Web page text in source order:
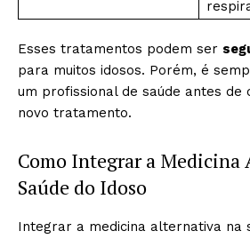
Esses tratamentos podem ser
para muitos idosos. Porém, é
um profissional de saúde antes de
novo tratamento.
Como Integrar a
Saúde do Idoso
Integrar a medicina alternativa na